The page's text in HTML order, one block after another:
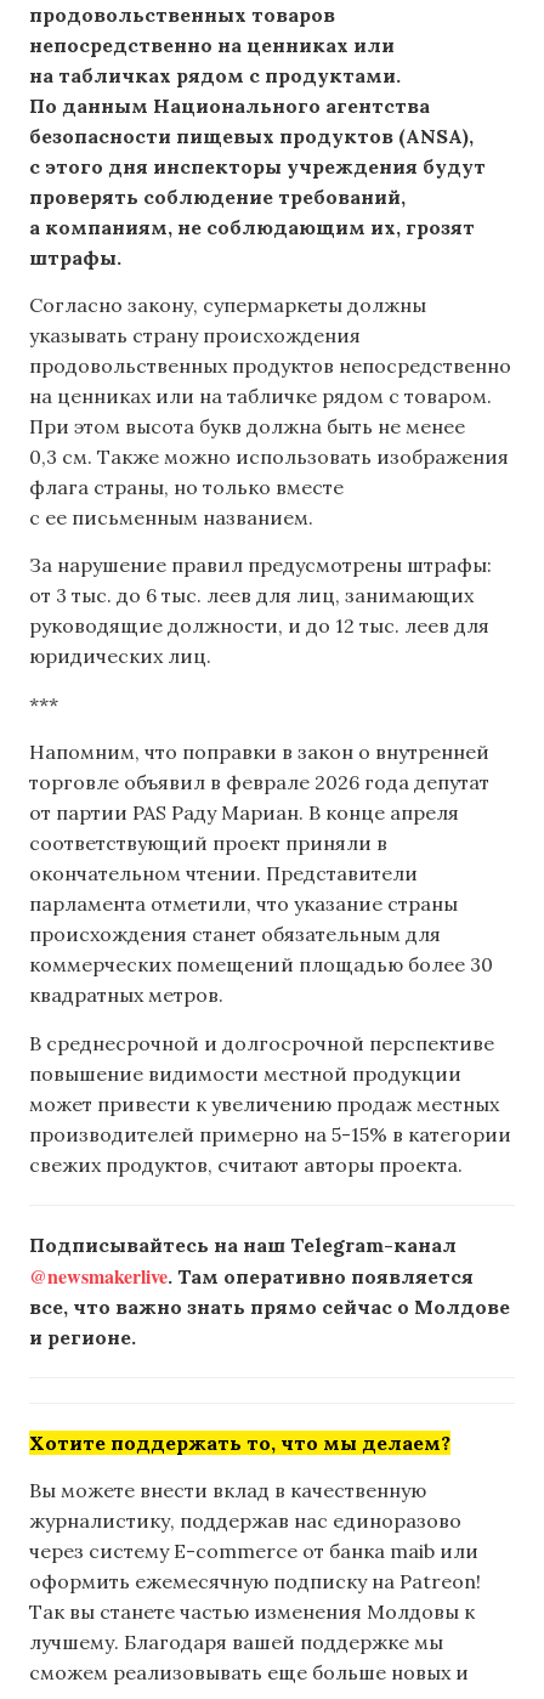
продовольственных товаров
непосредственно на ценниках или
на табличках рядом с продуктами.
По данным Национального агентства
безопасности пищевых продуктов (ANSA),
с этого дня инспекторы учреждения будут
проверять соблюдение требований,
а компаниям, не соблюдающим их, грозят
штрафы.
Согласно закону, супермаркеты должны
указывать страну происхождения
продовольственных продуктов непосредственно
на ценниках или на табличке рядом с товаром.
При этом высота букв должна быть не менее
0,3 см. Также можно использовать изображения
флага страны, но только вместе
с ее письменным названием.
За нарушение правил предусмотрены штрафы:
от 3 тыс. до 6 тыс. леев для лиц, занимающих
руководящие должности, и до 12 тыс. леев для
юридических лиц.
***
Напомним, что поправки в закон о внутренней
торговле объявил ​​в феврале 2026 года депутат
от партии PAS Раду Мариан. В конце апреля
соответствующий проект приняли в
окончательном чтении. Представители
парламента отметили, что указание страны
происхождения станет обязательным для
коммерческих помещений площадью более 30
квадратных метров.
В среднесрочной и долгосрочной перспективе
повышение видимости местной продукции
может привести к увеличению продаж местных
производителей примерно на 5-15% в категории
свежих продуктов, считают авторы проекта.
Подписывайтесь на наш Telegram-канал
@newsmakerlive. Там оперативно появляется
все, что важно знать прямо сейчас о Молдове
и регионе.
Хотите поддержать то, что мы делаем?
Вы можете внести вклад в качественную
журналистику, поддержав нас единоразово
через систему E-commerce от банка maib или
оформить ежемесячную подписку на Patreon!
Так вы станете частью изменения Молдовы к
лучшему. Благодаря вашей поддержке мы
сможем реализовывать еще больше новых и